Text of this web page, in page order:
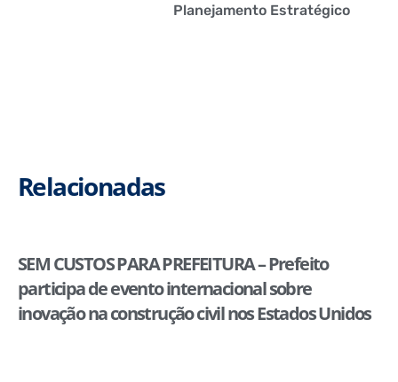
Planejamento Estratégico
Relacionadas
SEM CUSTOS PARA PREFEITURA – Prefeito
participa de evento internacional sobre
inovação na construção civil nos Estados Unidos